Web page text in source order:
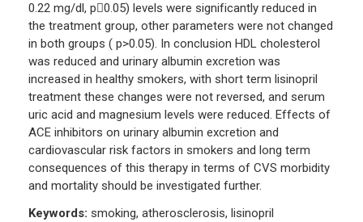
0.22 mg/dl, p0.05) levels were significantly reduced in
the treatment group, other parameters were not changed
in both groups ( p>0.05). In conclusion HDL cholesterol
was reduced and urinary albumin excretion was
increased in healthy smokers, with short term lisinopril
treatment these changes were not reversed, and serum
uric acid and magnesium levels were reduced. Effects of
ACE inhibitors on urinary albumin excretion and
cardiovascular risk factors in smokers and long term
consequences of this therapy in terms of CVS morbidity
and mortality should be investigated further.
Keywords: smoking, atherosclerosis, lisinopril